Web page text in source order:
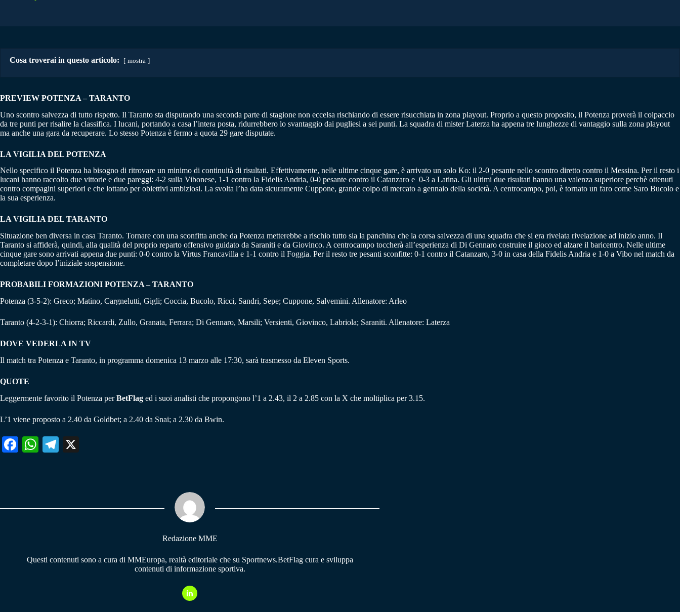
Cosa troverai in questo articolo: mostra
PREVIEW POTENZA – TARANTO
Uno scontro salvezza di tutto rispetto. Il Taranto sta disputando una seconda parte di stagione non eccelsa rischiando di essere risucchiata in zona playout. Proprio a questo proposito, il Potenza proverà il colpaccio
da tre punti per risalire la classifica. I lucani, portando a casa l’intera posta, ridurrebbero lo svantaggio dai pugliesi a sei punti. La squadra di mister Laterza ha appena tre lunghezze di vantaggio sulla zona playout
ma anche una gara da recuperare. Lo stesso Potenza è fermo a quota 29 gare disputate.
LA VIGILIA DEL POTENZA
Nello specifico il Potenza ha bisogno di ritrovare un minimo di continuità di risultati. Effettivamente, nelle ultime cinque gare, è arrivato un solo Ko: il 2-0 pesante nello scontro diretto contro il Messina. Per il resto i
lucani hanno raccolto due vittorie e due pareggi: 4-2 sulla Vibonese, 1-1 contro la Fidelis Andria, 0-0 pesante contro il Catanzaro e 0-3 a Latina. Gli ultimi due risultati hanno una valenza superiore perchè ottenuti
contro compagini superiori e che lottano per obiettivi ambiziosi. La svolta l’ha data sicuramente Cuppone, grande colpo di mercato a gennaio della società. A centrocampo, poi, è tornato un faro come Saro Bucolo e
la sua esperienza.
LA VIGILIA DEL TARANTO
Situazione ben diversa in casa Taranto. Tornare con una sconfitta anche da Potenza metterebbe a rischio tutto sia la panchina che la corsa salvezza di una squadra che si era rivelata rivelazione ad inizio anno. Il
Taranto si affiderà, quindi, alla qualità del proprio reparto offensivo guidato da Saraniti e da Giovinco. A centrocampo toccherà all’esperienza di Di Gennaro costruire il gioco ed alzare il baricentro. Nelle ultime
cinque gare sono arrivati appena due punti: 0-0 contro la Virtus Francavilla e 1-1 contro il Foggia. Per il resto tre pesanti sconfitte: 0-1 contro il Catanzaro, 3-0 in casa della Fidelis Andria e 1-0 a Vibo nel match da
completare dopo l’iniziale sospensione.
PROBABILI FORMAZIONI POTENZA – TARANTO
Potenza (3-5-2): Greco; Matino, Cargnelutti, Gigli; Coccia, Bucolo, Ricci, Sandri, Sepe; Cuppone, Salvemini. Allenatore: Arleo
Taranto (4-2-3-1): Chiorra; Riccardi, Zullo, Granata, Ferrara; Di Gennaro, Marsili; Versienti, Giovinco, Labriola; Saraniti. Allenatore: Laterza
DOVE VEDERLA IN TV
Il match tra Potenza e Taranto, in programma domenica 13 marzo alle 17:30, sarà trasmesso da Eleven Sports.
QUOTE
Leggermente favorito il Potenza perBetFlag ed i suoi analisti che propongono l’1 a 2.43, il 2 a 2.85 con la X che moltiplica per 3.15.
L’1 viene proposto a 2.40 da Goldbet; a 2.40 da Snai; a 2.30 da Bwin.
Fa W
pp
Te
m
Redazione MME
Questi contenuti sono a cura di MMEuropa, realtà editoriale che su Sportnews.BetFlag cura e sviluppa
contenuti di informazione sportiva.